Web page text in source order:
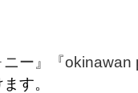
ー』
『
す。